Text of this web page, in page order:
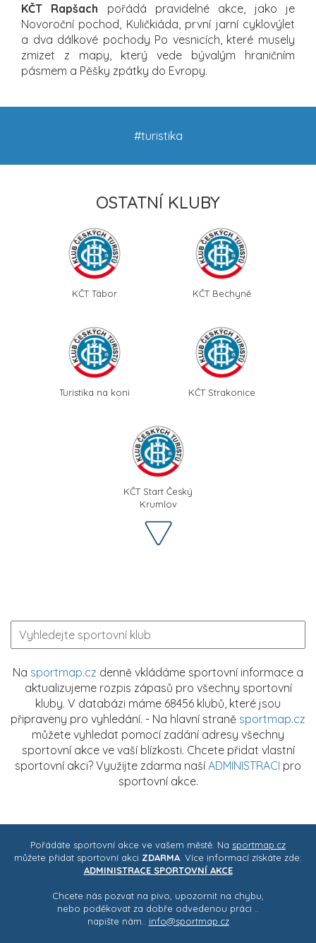
KČT Rapšach pořádá pravidelné akce, jako je
Novoroční pochod, Kuličkiáda, první jarní cyklovýlet
a dva dálkové pochody Po vesnicích, které musely
zmizet z mapy, který vede bývalým hraničním
pásmem a Pěšky zpátky do Evropy.
#turistika
OSTATNÍ KLUBY
KČT Tábor KČT Bechyně
Turistika na koni KČT Strakonice
KČT Start Český
Krumlov
Na sportmap.cz denně vkládáme sportovní informace a
aktualizujeme rozpis zápasů pro všechny sportovní
kluby. V databázi máme 68456 klubů, které jsou
připraveny pro vyhledání. - Na hlavní straně sportmap.cz
můžete vyhledat pomocí zadání adresy všechny
sportovní akce ve vaší blízkosti. Chcete přidat vlastní
sportovní akci? Využijte zdarma naší ADMINISTRACI pro
sportovní akce.
Pořádáte sportovní akce ve vašem městě. Na sportmap.cz
můžete přidat sportovní akci ZDARMA . Více informací získáte zde:
ADMINISTRACE SPORTOVNÍ AKCE
Chcete nás pozvat na pivo, upozornit na chybu,
nebo poděkovat za dobře odvedenou práci ..
napište nám.. info@sportmap.cz